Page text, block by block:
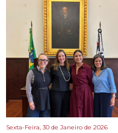
Sexta-Feira, 30 de Janeiro de 2026